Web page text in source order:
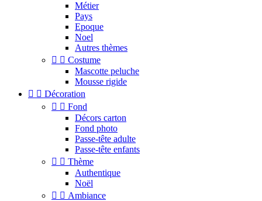
Métier
Pays
Epoque
Noel
Autres thèmes
  Costume
Mascotte peluche
Mousse rigide
  Décoration
  Fond
Décors carton
Fond photo
Passe-tête adulte
Passe-tête enfants
  Thème
Authentique
Noël
  Ambiance